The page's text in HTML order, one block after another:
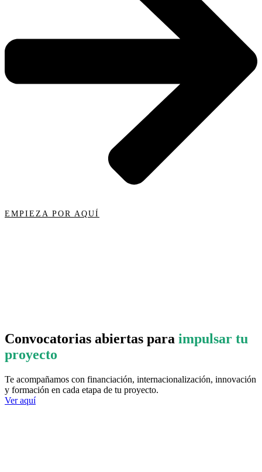
EMPIEZA POR AQUÍ
Convocatorias abiertas para impulsar tu
proyecto
Te acompañamos con financiación, internacionalización, innovación
y formación en cada etapa de tu proyecto.
Ver aquí